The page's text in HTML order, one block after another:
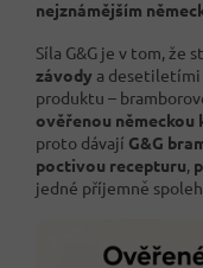
nejznámějším
Síla G&G je v tom, že
závody a desetiletími
produktu –
ověřenou německou
proto dávají G&G
poctivou recepturu,
jedné příjemně